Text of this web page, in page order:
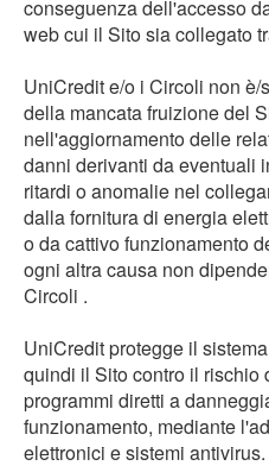
conseguenza dell'accesso
web cui il Sito sia collegato
UniCredit e/o i Circoli non
della mancata fruizione del
nell'aggiornamento delle
danni derivanti da eventuali
ritardi o anomalie nel
dalla fornitura di energia
o da cattivo funzionamento
ogni altra causa non
Circoli .
UniCredit protegge il
quindi il Sito contro il
programmi diretti a
funzionamento, mediante
elettronici e sistemi